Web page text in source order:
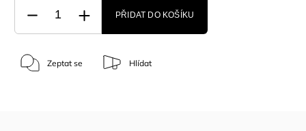
PŘIDAT DO KOŠÍKU
Zeptat se Hlídat